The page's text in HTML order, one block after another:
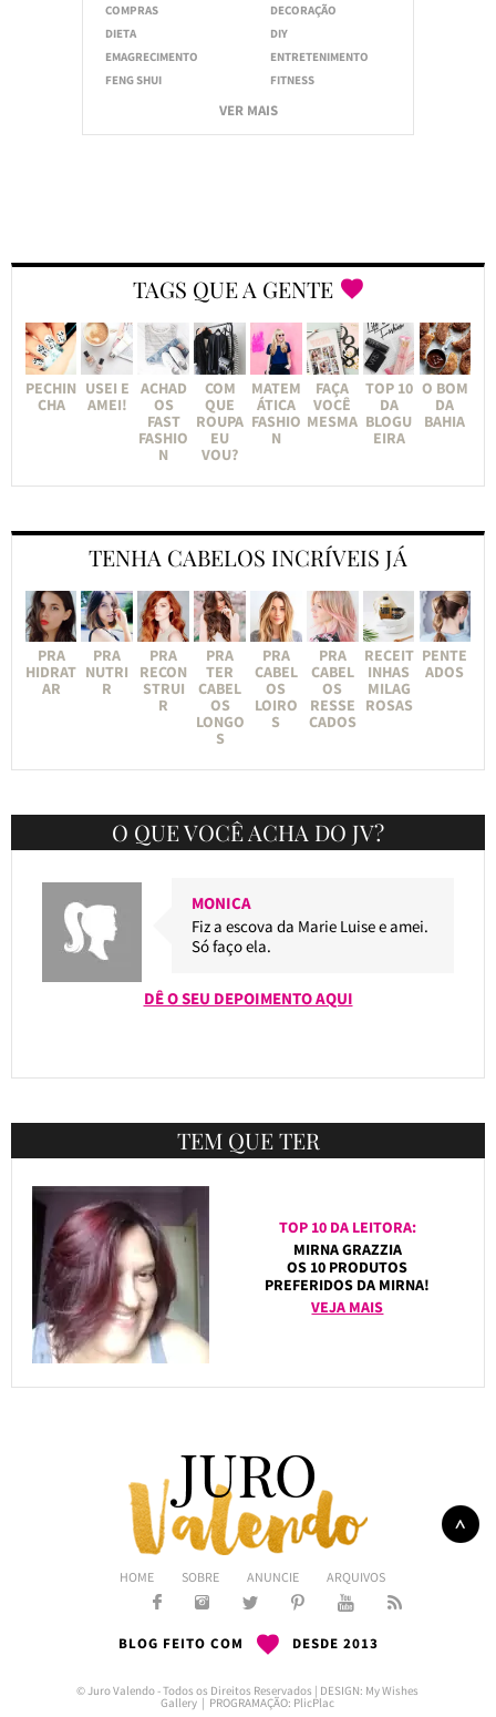
COMPRAS
DECORAÇÃO
DIETA
DIY
EMAGRECIMENTO
ENTRETENIMENTO
FENG SHUI
FITNESS
VER MAIS
TAGS QUE A GENTE
PECHIN
CHA
USEI E
AMEI!
ACHAD
OS
FAST
FASHIO
N
COM
QUE
ROUPA
EU
VOU?
MATEM
ÁTICA
FASHIO
N
FAÇA
VOCÊ
MESMA
TOP 10
DA
BLOGU
EIRA
O BOM
DA
BAHIA
TENHA CABELOS INCRÍVEIS JÁ
PRA
HIDRAT
AR
PRA
NUTRI
R
PRA
RECON
STRUI
R
PRA
TER
CABEL
OS
LONGO
S
PRA
CABEL
OS
LOIRO
S
PRA
CABEL
OS
RESSE
CADOS
RECEIT
INHAS
MILAG
ROSAS
PENTE
ADOS
O QUE VOCÊ ACHA DO JV?
MONICA
Fiz a escova da Marie Luise e amei.
Só faço ela.
DÊ O SEU DEPOIMENTO AQUI
TEM QUE TER
TOP 10 DA LEITORA:
MIRNA GRAZZIA
OS 10 PRODUTOS
PREFERIDOS DA MIRNA!
VEJA MAIS
HOME SOBRE ANUNCIE ARQUIVOS
BLOG FEITO COM DESDE 2013
© Juro Valendo - Todos os Direitos Reservados | DESIGN: My Wishes
Gallery | PROGRAMAÇÃO: PlicPlac